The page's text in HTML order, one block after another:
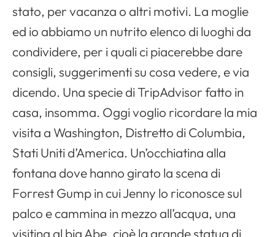
stato, per vacanza o altri motivi. La moglie
ed io abbiamo un nutrito elenco di luoghi da
condividere, per i quali ci piacerebbe dare
consigli, suggerimenti su cosa vedere, e via
dicendo. Una specie di TripAdvisor fatto in
casa, insomma. Oggi voglio ricordare la mia
visita a Washington, Distretto di Columbia,
Stati Uniti d’America. Un’occhiatina alla
fontana dove hanno girato la scena di
Forrest Gump in cui Jenny lo riconosce sul
palco e cammina in mezzo all’acqua, una
visitina al big Abe, cioè la grande statua di